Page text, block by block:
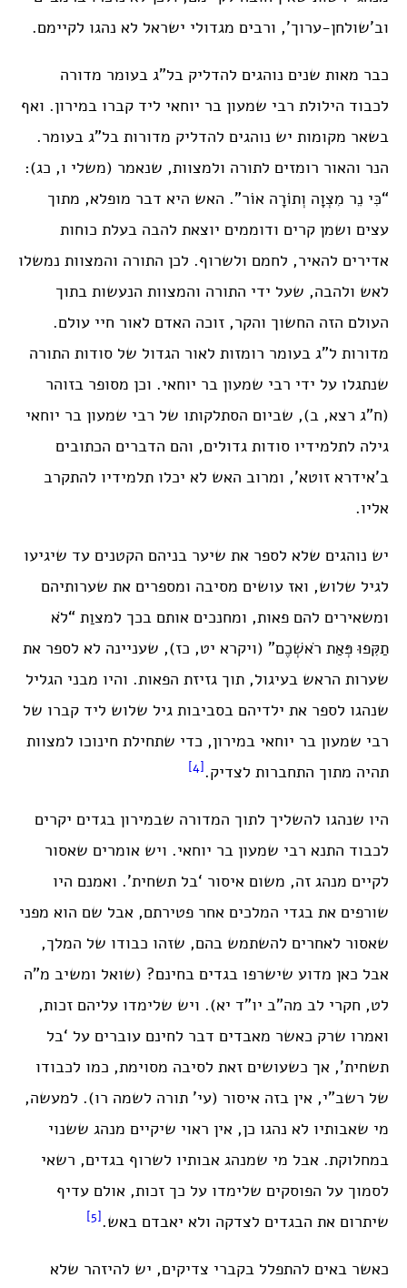
וב’שולחן-ערוך’, ורבים מגדולי ישראל לא נהגו לקיימם.
כבר מאות שנים נוהגים להדליק בל”ג בעומר מדורה
לכבוד הילולת רבי שמעון בר יוחאי ליד קברו במירון. ואף
בשאר מקומות יש נוהגים להדליק מדורות בל”ג בעומר.
הנר והאור רומזים לתורה ולמצוות, שנאמר (משלי ו, כג):
“כִּי נֵר מִצְוָה וְתוֹרָה אוֹר”. האש היא דבר מופלא, מתוך
עצים ושמן קרים ודוממים יוצאת להבה בעלת כוחות
אדירים להאיר, לחמם ולשרוף. לכן התורה והמצוות נמשלו
לאש ולהבה, שעל ידי התורה והמצוות הנעשות בתוך
העולם הזה החשוך והקר, זוכה האדם לאור חיי עולם.
מדורות ל”ג בעומר רומזות לאור הגדול של סודות התורה
שנתגלו על ידי רבי שמעון בר יוחאי. וכן מסופר בזוהר
(ח”ג רצא, ב), שביום הסתלקותו של רבי שמעון בר יוחאי
גילה לתלמידיו סודות גדולים, והם הדברים הכתובים
ב’אידרא זוטא’, ומרוב האש לא יכלו תלמידיו להתקרב
אליו.
יש נוהגים שלא לספר את שיער בניהם הקטנים עד שיגיעו
לגיל שלוש, ואז עושים מסיבה ומספרים את שערותיהם
ומשאירים להם פאות, ומחנכים אותם בכך למצוַת “לֹא
תַקִּפוּ פְּאַת רֹאשְׁכֶם” (ויקרא יט, כז), שעניינה לא לספר את
שערות הראש בעיגול, תוך גזיזת הפאות. והיו מבני הגליל
שנהגו לספר את ילדיהם בסביבות גיל שלוש ליד קברו של
רבי שמעון בר יוחאי במירון, כדי שתחילת חינוכו למצוות
תהיה מתוך התחברות לצדיק. [4]
היו שנהגו להשליך לתוך המדורה שבמירון בגדים יקרים
לכבוד התנא רבי שמעון בר יוחאי. ויש אומרים שאסור
לקיים מנהג זה, משום איסור ‘בל תשחית’. ואמנם היו
שורפים את בגדי המלכים אחר פטירתם, אבל שם הוא מפני
שאסור לאחרים להשתמש בהם, שזהו כבודו של המלך,
אבל כאן מדוע שישרפו בגדים בחינם? (שואל ומשיב מ”ה
לט, חקרי לב מה”ב יו”ד יא). ויש שלימדו עליהם זכות,
ואמרו שרק כאשר מאבדים דבר לחינם עוברים על ‘בל
תשחית’, אך כשעושים זאת לסיבה מסוימת, כמו לכבודו
של רשב”י, אין בזה איסור (עי’ תורה לשמה רו). למעשה,
מי שאבותיו לא נהגו כן, אין ראוי שיקיים מנהג ששנוי
במחלוקת. אבל מי שמנהג אבותיו לשרוף בגדים, רשאי
לסמוך על הפוסקים שלימדו על כך זכות, אולם עדיף
שיתרום את הבגדים לצדקה ולא יאבדם באש. [5]
כאשר באים להתפלל בקברי צדיקים, יש להיזהר שלא